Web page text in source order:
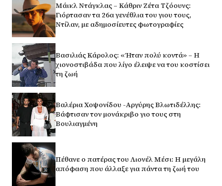
Μάικλ Ντάγκλας – Κάθριν Ζέτα Τζόουνς:
Γιόρτασαν τα 26α γενέθλια του γιου τους,
Ντίλαν, με αδημοσίευτες φωτογραφίες
Βασιλιάς Κάρολος: «Ήταν πολύ κοντά» – Η
χιονοστιβάδα που λίγο έλειψε να του κοστίσει
τη ζωή
Βαλέρια Χοψονίδου -Αργύρης Βλωτιδέλλης:
Βάφτισαν τον μονάκριβο γιο τους στη
Βουλιαγμένη
Πέθανε ο πατέρας του Λιονέλ Μέσι: Η μεγάλη
απόφαση που άλλαξε για πάντα τη ζωή του